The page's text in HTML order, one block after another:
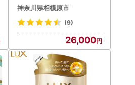
トリートメント つめかえ
用 350g 各5個 ※着日指定
不可 ※離島への配送不可
神奈川県相模原市
(9)
26,000